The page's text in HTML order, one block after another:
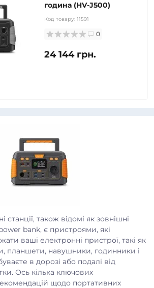
година (HV-J500)
Код товару: 11591
0
24 144 грн.
станції, також відомі як зовнішні
bank, є пристроями, які
ваші електронні пристрої, такі як
планшети, навушники, годинники і
в дорозі або подалі від
Ось кілька ключових
щодо портативних